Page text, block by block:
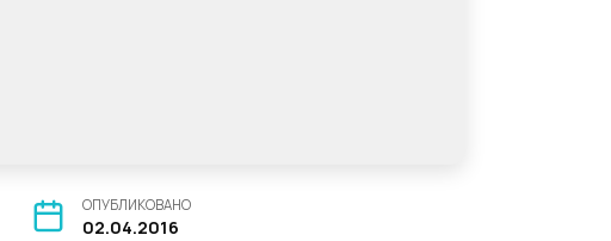
ОПУБЛИКОВАНО
02.04.2016